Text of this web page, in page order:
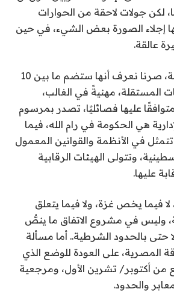
لكن جولات لاحقة من الحوارات
إجلاء الصورة بعض الشيء، في حين
عالقة.
في أمر تشكيل اللجنة، صرنا نعرف أنها ستضم ما بين 10
المستقلة، مهنيةً في الغالب،
عليها فصائليًا، تصدر بمرسوم
هي الحكومة في رام الله، فيما
تتمثل في الأنظمة والقوانين المعمول
وتتولى الهيئات الرقابية
عليها.
لا فيما يخص غزة، ولا فيما يتعلق
وليس في مشروع الاتفاق ما ينصُّ
حتى بالحدود الشرطية.. أما مسألة
المصرية، على العودة للوضع الذي
من أكتوبر/ تشرين الأول، ومرجعية